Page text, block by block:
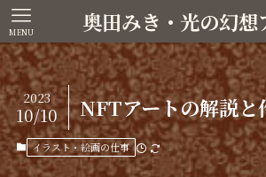
奥田みき・光の幻想
MENU
NFTアートの解説と
2023
10/10
イラスト・絵画の仕事